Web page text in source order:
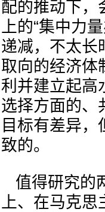
配的推动下，
上的“集中力
递减，不太长
取向的经济体
利并建立起高
选择方面的、
目标有差异
致的。
值得研究的
上、在马克思